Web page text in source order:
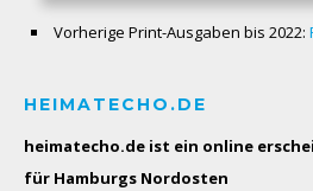
Vorherige Print-Ausgaben bis 2022:
HEIMATECHO.DE
heimatecho.de ist ein online
für Hamburgs Nordosten